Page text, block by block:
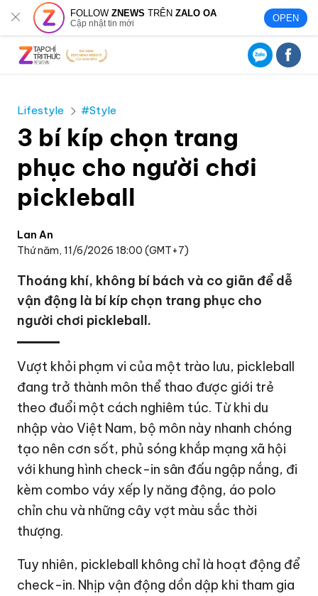
FOLLOWZNEWS TRÊNZALO OA
Cập nhật tin mới OPEN
Lifestyle #Style
3 bí kíp chọn trang
phục cho người chơi
pickleball
Lan An
Thứ năm, 11/6/2026 18:00 (GMT+7)
Thoáng khí, không bí bách và co giãn để dễ
vận động là bí kíp chọn trang phục cho
người chơi pickleball.
Vượt khỏi phạm vi của một trào lưu, pickleball
đang trở thành môn thể thao được giới trẻ
theo đuổi một cách nghiêm túc. Từ khi du
nhập vào Việt Nam, bộ môn này nhanh chóng
tạo nên cơn sốt, phủ sóng khắp mạng xã hội
với khung hình check-in sân đấu ngập nắng, đi
kèm combo váy xếp ly năng động, áo polo
chỉn chu và những cây vợt màu sắc thời
thượng.
Tuy nhiên, pickleball không chỉ là hoạt động để
check-in. Nhịp vận động dồn dập khi tham gia